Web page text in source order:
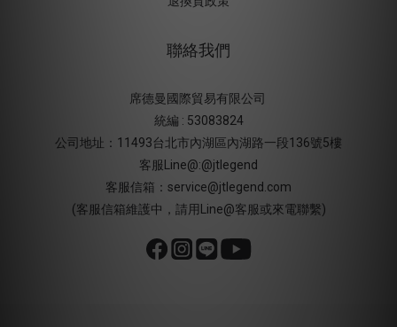
聯絡我們
席德曼國際貿易有限公司
統編 : 53083824
公司地址：11493台北市內湖區內湖路一段136號5樓
客服Line@:@jtlegend
客服信箱：service@jtlegend.com
(客服信箱維護中，請用Line@客服或來電聯繫)